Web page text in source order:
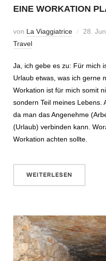
EINE WORKATION
von La Viaggiatrice 28.
Travel
Ja, ich gebe es zu: Für mich
Urlaub etwas, was ich gerne
Workation ist für mich somit
sondern Teil meines Lebens.
da man das Angenehme
(Urlaub) verbinden kann.
Workation achten sollte.
WEITERLESEN